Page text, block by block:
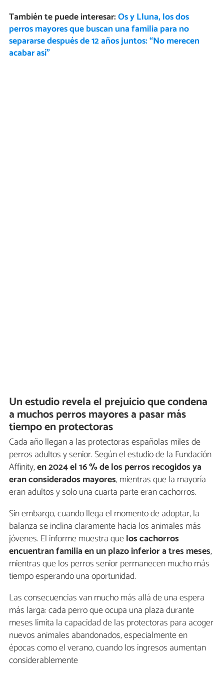
También te puede interesar:Os y Lluna, los dos
perros mayores que buscan una familia para no
separarse después de 12 años juntos: “No merecen
acabar así”
Un estudio revela el prejuicio que condena
a muchos perros mayores a pasar más
tiempo en protectoras
Cada año llegan a las protectoras españolas miles de
perros adultos y senior. Según el estudio de la Fundación
Affinity,en 2024 el 16 % de los perros recogidos ya
eran considerados mayores, mientras que la mayoría
eran adultos y solo una cuarta parte eran cachorros.
Sin embargo, cuando llega el momento de adoptar, la
balanza se inclina claramente hacia los animales más
jóvenes. El informe muestra quelos cachorros
encuentran familia en un plazo inferior a tres meses,
mientras que los perros senior permanecen mucho más
tiempo esperando una oportunidad.
Las consecuencias van mucho más allá de una espera
más larga: cada perro que ocupa una plaza durante
meses limita la capacidad de las protectoras para acoger
nuevos animales abandonados, especialmente en
épocas como el verano, cuando los ingresos aumentan
considerablemente